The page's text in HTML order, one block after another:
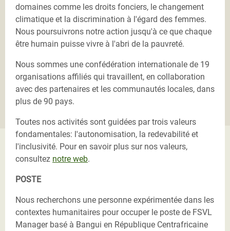
domaines comme les droits fonciers, le changement
climatique et la discrimination à l'égard des femmes.
Nous poursuivrons notre action jusqu'à ce que chaque
être humain puisse vivre à l'abri de la pauvreté.
Nous sommes une confédération internationale de 19
organisations affiliés qui travaillent, en collaboration
avec des partenaires et les communautés locales, dans
plus de 90 pays.
Toutes nos activités sont guidées par trois valeurs
fondamentales: l'autonomisation, la redevabilité et
l'inclusivité. Pour en savoir plus sur nos valeurs,
consultez notre web.
POSTE
Nous recherchons une personne expérimentée dans les
contextes humanitaires pour occuper le poste de FSVL
Manager basé à Bangui en République Centrafricaine